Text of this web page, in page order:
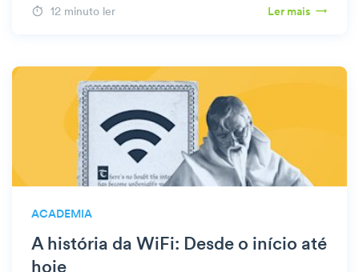
12 minuto ler Ler mais
ACADEMIA
A história da WiFi: Desde o início até
hoje